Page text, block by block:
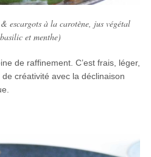
escargots à la carotène, jus végétal
et menthe)
de raffinement. C’est frais, léger,
créativité avec la déclinaison